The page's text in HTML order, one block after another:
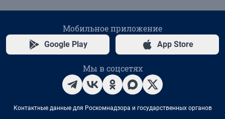
Мобильное приложение
Google Play App Store
Мы в соцсетях
Контактные данные для Роскомнадзора и государственных органов